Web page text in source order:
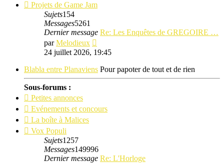
Projets de Game Jam
Sujets154
Messages5261
Dernier message Re: Les Enquêtes de GREGOIRE …
parMelodieux
le
message
24 juillet 2026, 19:45
Blabla entre Planaviens Pour papoter de tout et de rien
Sous-forums :
Petites annonces
Evénements et concours
La boîte à Malices
Vox Populi
Sujets1257
Messages149996
Dernier message Re: L'Horloge